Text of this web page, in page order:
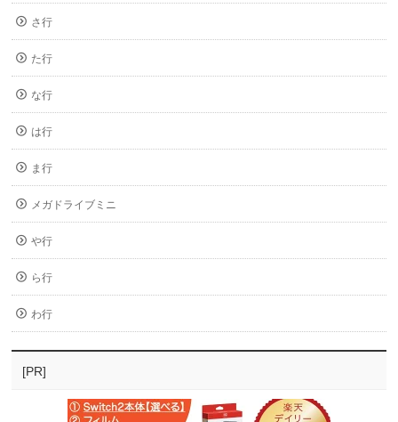
さ行
た行
な行
は行
ま行
メガドライブミニ
や行
ら行
わ行
[PR]